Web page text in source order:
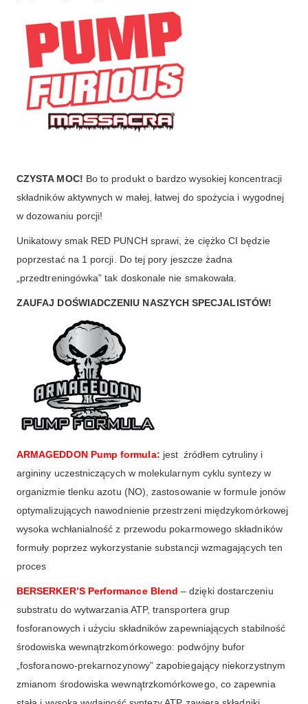
CZYSTA MOC! Bo to produkt o bardzo wysokiej koncentracji
składników aktywnych w małej, łatwej do spożycia i wygodnej
w dozowaniu porcji!
Unikatowy smak RED PUNCH sprawi, że ciężko CI będzie
poprzestać na 1 porcji. Do tej pory jeszcze żadna
„przedtreningówka” tak doskonale nie smakowała.
ZAUFAJ DOŚWIADCZENIU NASZYCH SPECJALISTÓW!
ARMAGEDDON Pump formula: jest źródłem cytruliny i
argininy uczestniczących w molekularnym cyklu syntezy w
organizmie tlenku azotu (NO), zastosowanie w formule jonów
optymalizujących nawodnienie przestrzeni międzykomórkowej
wysoka wchłanialność z przewodu pokarmowego składników
formuły poprzez wykorzystanie substancji wzmagających ten
proces
BERSERKER’S Performance Blend – dzięki dostarczeniu
substratu do wytwarzania ATP, transportera grup
fosforanowych i użyciu składników zapewniających stabilność
środowiska wewnątrzkomórkowego: podwójny bufor
„fosforanowo-prekarnozynowy” zapobiegający niekorzystnym
zmianom środowiska wewnątrzkomórkowego, co zapewnia